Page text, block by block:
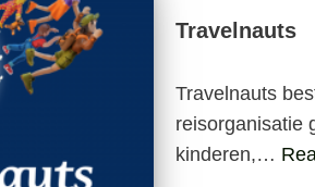
Travelnauts
Travelnauts
reisorganisatie
kinderen,…